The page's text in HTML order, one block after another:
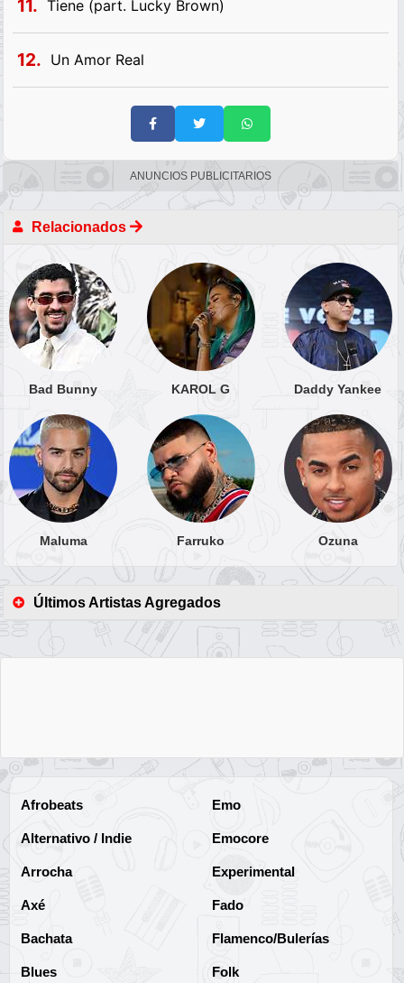
11. Tiene (part. Lucky Brown)
12. Un Amor Real
ANUNCIOS PUBLICITARIOS
Relacionados
Bad Bunny KAROL G Daddy Yankee
Maluma Farruko Ozuna
Últimos Artistas Agregados
Afrobeats
Alternativo / Indie
Arrocha
Axé
Bachata
Blues
Emo
Emocore
Experimental
Fado
Flamenco/Bulerías
Folk